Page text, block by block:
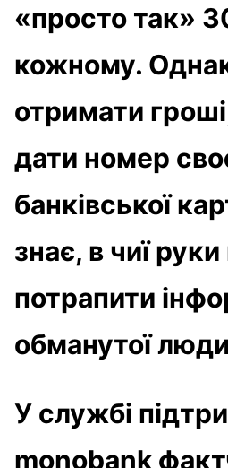
«просто так»
кожному.
отримати
дати номер
банківської
знає, в чиї
потрапити
обманутої
У службі
monobank